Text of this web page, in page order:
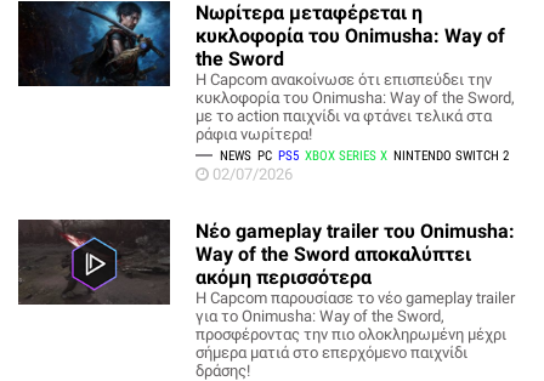
Νωρίτερα μεταφέρεται η
κυκλοφορία του Onimusha: Way of
the Sword
Η Capcom ανακοίνωσε ότι επισπεύδει την
κυκλοφορία του Onimusha: Way of the Sword,
με το action παιχνίδι να φτάνει τελικά στα
ράφια νωρίτερα!
NEWS PC PS5 XBOX SERIES X NINTENDO SWITCH 2
02/07/2026
Νέο gameplay trailer του Onimusha:
Way of the Sword αποκαλύπτει
ακόμη περισσότερα
Η Capcom παρουσίασε το νέο gameplay trailer
για το Onimusha: Way of the Sword,
προσφέροντας την πιο ολοκληρωμένη μέχρι
σήμερα ματιά στο επερχόμενο παιχνίδι
δράσης!